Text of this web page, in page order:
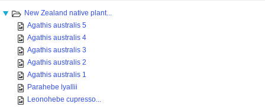
New Zealand native plant...
Agathis australis 5
Agathis australis 4
Agathis australis 3
Agathis australis 2
Agathis australis 1
Parahebe lyallii
Leonohebe cupresso...